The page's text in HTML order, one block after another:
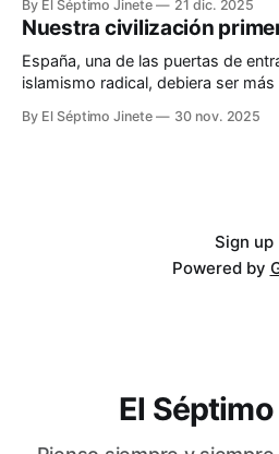
By El Séptimo Jinete 21 dic. 2025
Nuestra civilización
España, una de las puertas de
islamismo radical, debiera ser
By El Séptimo Jinete 30 nov. 2025
Sign up
Powered by
El